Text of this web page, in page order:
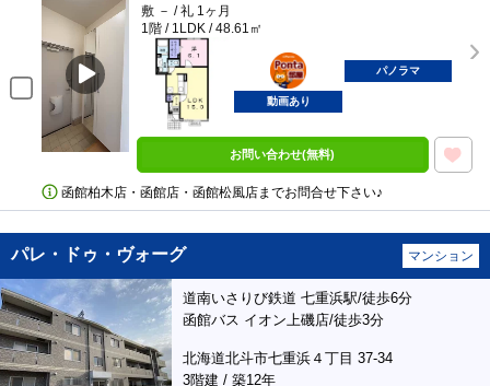
敷 － / 礼 1ヶ月
1階 / 1LDK / 48.61㎡
ポンタ
部屋
パノラマ
動画あり
お問い合わせ(無料)
函館柏木店・函館店・函館松風店までお問合せ下さい♪
パレ・ドゥ・ヴォーグ マンション
道南いさりび鉄道 七重浜駅/徒歩6分
函館バス イオン上磯店/徒歩3分
北海道北斗市七重浜４丁目 37-34
3階建 / 築12年